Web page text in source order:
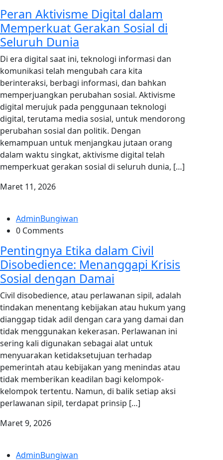
Peran Aktivisme Digital dalam
Memperkuat Gerakan Sosial di
Seluruh Dunia
Di era digital saat ini, teknologi informasi dan
komunikasi telah mengubah cara kita
berinteraksi, berbagi informasi, dan bahkan
memperjuangkan perubahan sosial. Aktivisme
digital merujuk pada penggunaan teknologi
digital, terutama media sosial, untuk mendorong
perubahan sosial dan politik. Dengan
kemampuan untuk menjangkau jutaan orang
dalam waktu singkat, aktivisme digital telah
memperkuat gerakan sosial di seluruh dunia, […]
Maret 11, 2026
AdminBungiwan
0 Comments
Pentingnya Etika dalam Civil
Disobedience: Menanggapi Krisis
Sosial dengan Damai
Civil disobedience, atau perlawanan sipil, adalah
tindakan menentang kebijakan atau hukum yang
dianggap tidak adil dengan cara yang damai dan
tidak menggunakan kekerasan. Perlawanan ini
sering kali digunakan sebagai alat untuk
menyuarakan ketidaksetujuan terhadap
pemerintah atau kebijakan yang menindas atau
tidak memberikan keadilan bagi kelompok-
kelompok tertentu. Namun, di balik setiap aksi
perlawanan sipil, terdapat prinsip […]
Maret 9, 2026
AdminBungiwan